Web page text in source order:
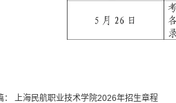
上海民航职业技术学院2026年招生章程